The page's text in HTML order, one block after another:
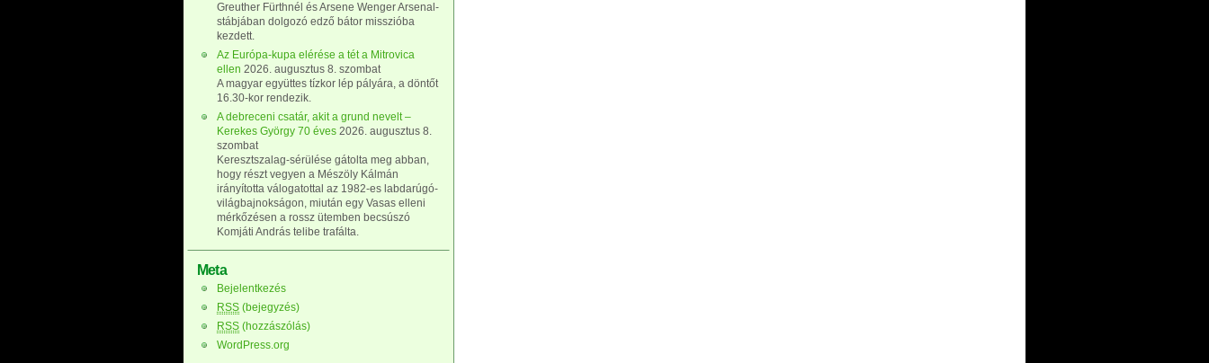
Greuther Fürthnél és Arsene Wenger Arsenal-
stábjában dolgozó edző bátor misszióba
kezdett.
Az Európa-kupa elérése a tét a Mitrovica
ellen 2026. augusztus 8. szombat
A magyar együttes tízkor lép pályára, a döntőt
16.30-kor rendezik.
A debreceni csatár, akit a grund nevelt –
Kerekes György 70 éves 2026. augusztus 8.
szombat
Keresztszalag-sérülése gátolta meg abban,
hogy részt vegyen a Mészöly Kálmán
irányította válogatottal az 1982-es labdarúgó-
világbajnokságon, miután egy Vasas elleni
mérkőzésen a rossz ütemben becsúszó
Komjáti András telibe trafálta.
Meta
Bejelentkezés
RSS (bejegyzés)
RSS (hozzászólás)
WordPress.org